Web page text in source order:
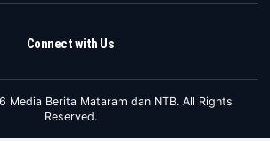
Connect with Us
Berita Mataram dan NTB. All Rights
Reserved.